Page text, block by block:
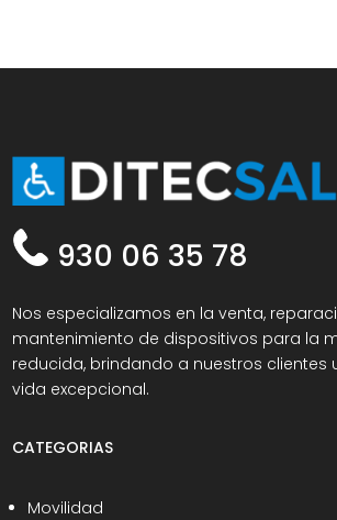
930 06 35 78
Nos especializamos en la venta,
mantenimiento de dispositivos para la
reducida, brindando a nuestros clientes
vida excepcional.
CATEGORIAS
Movilidad